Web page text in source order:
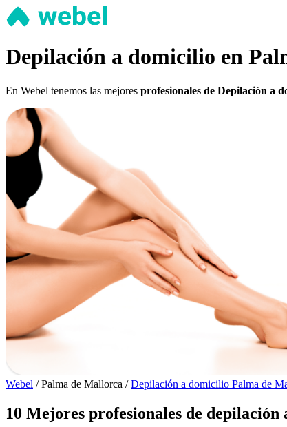
Depilación a domicilio en
En Webel tenemos las mejores profesionales de Depilación a
Webel / Palma de Mallorca / Depilación a domicilio Palma de
10 Mejores profesionales de